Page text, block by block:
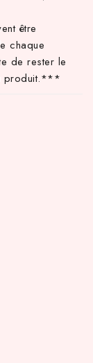
être
chaque
de rester le
***